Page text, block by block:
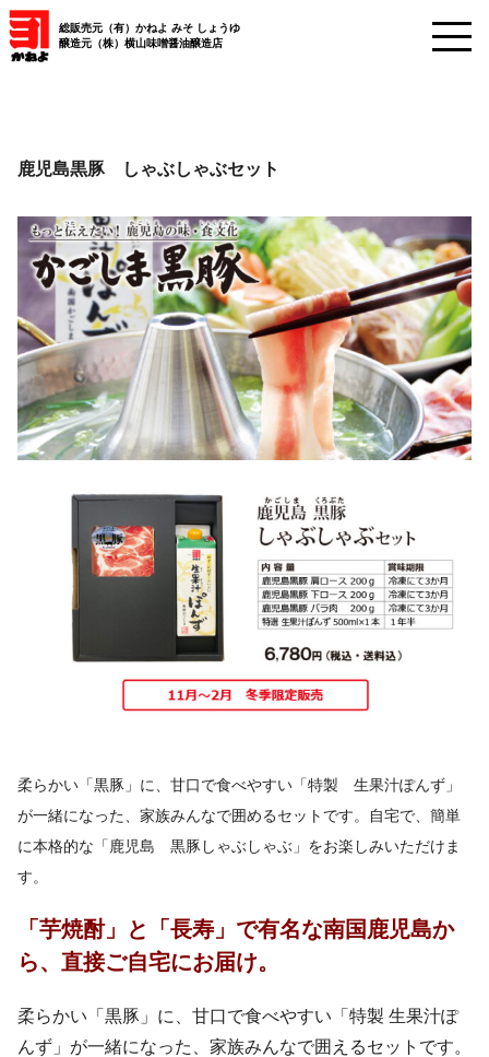
総販売元（有）かねよ みそ しょうゆ
醸造元（株）横山味噌醤油醸造店
鹿児島黒豚 しゃぶしゃぶセット
柔らかい「黒豚」に、甘口で食べやすい「特製 生果汁ぽんず」
が一緒になった、家族みんなで囲めるセットです。自宅で、簡単
に本格的な「鹿児島 黒豚しゃぶしゃぶ」をお楽しみいただけま
す。
「芋焼酎」と「長寿」で有名な南国鹿児島か
ら、直接ご自宅にお届け。
柔らかい「黒豚」に、甘口で食べやすい「特製 生果汁ぽ
んず」が一緒になった、家族みんなで囲えるセットです。